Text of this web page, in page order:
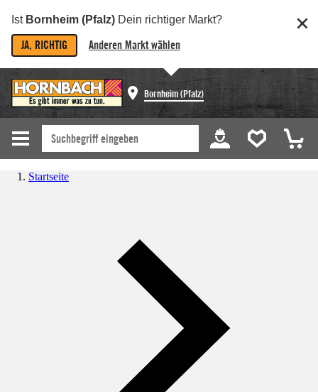
Ist Bornheim (Pfalz) Dein richtiger Markt?
JA, RICHTIG Anderen Markt wählen
Bornheim (Pfalz)
Startseite